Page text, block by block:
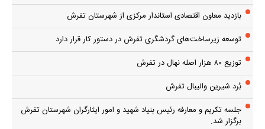
بازدید معاون اقتصادی استاندار مرکزی از شهرستان تفرش
توسعه زیرساخت‌های گردشگری تفرش در دستور کار قرار دارد
توزیع ۸۰ هزار اصله نهال در تفرش
بُرد شیرین والیبال تفرش
جلسه تکریم و معارفه رئیس بنیاد شهید و امور ایثارگران شهرستان تفرش
برگزار شد.